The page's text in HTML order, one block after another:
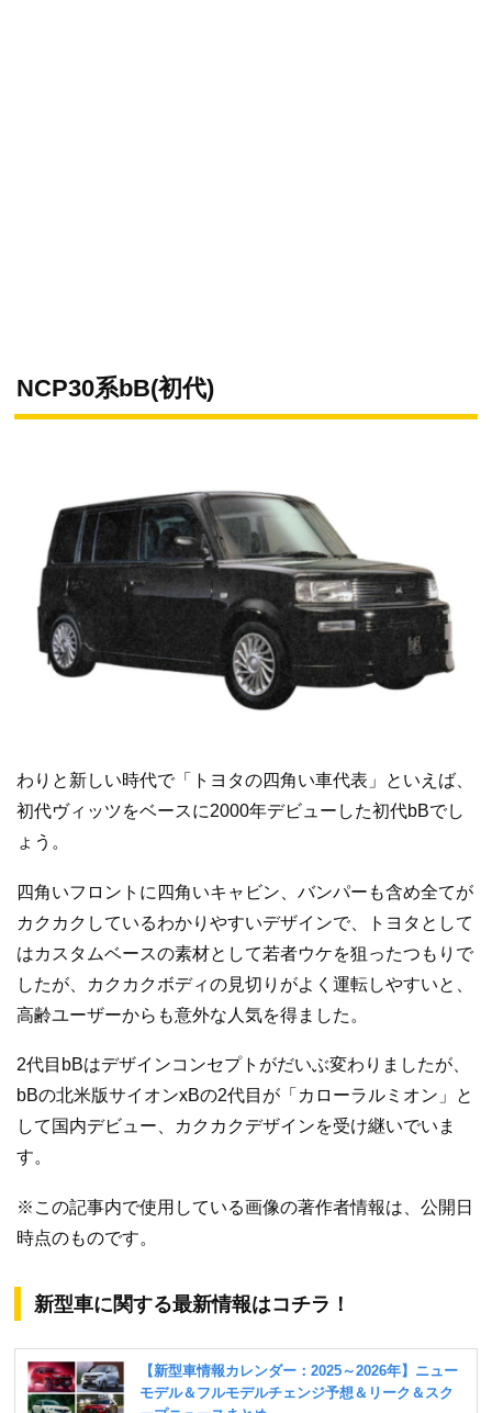
NCP30系bB(初代)
わりと新しい時代で「トヨタの四角い車代表」といえば、
初代ヴィッツをベースに2000年デビューした初代bBでし
ょう。
四角いフロントに四角いキャビン、バンパーも含め全てが
カクカクしているわかりやすいデザインで、トヨタとして
はカスタムベースの素材として若者ウケを狙ったつもりで
したが、カクカクボディの見切りがよく運転しやすいと、
高齢ユーザーからも意外な人気を得ました。
2代目bBはデザインコンセプトがだいぶ変わりましたが、
bBの北米版サイオンxBの2代目が「カローラルミオン」と
して国内デビュー、カクカクデザインを受け継いでいま
す。
※この記事内で使用している画像の著作者情報は、公開日
時点のものです。
新型車に関する最新情報はコチラ！